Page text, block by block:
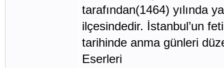
tarafından(1464) yılında
ilçesindedir. İstanbul’un
tarihinde anma günleri
Eserleri